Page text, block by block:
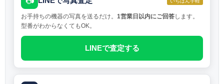
お手持ちの機器の写真を送るだけ。 1営業日以内にご回答します。
型番がわからなくてもOK。
LINEで査定する